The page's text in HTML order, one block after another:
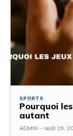
SPORTS
Pourquoi
autant
ADMIN - août 19,